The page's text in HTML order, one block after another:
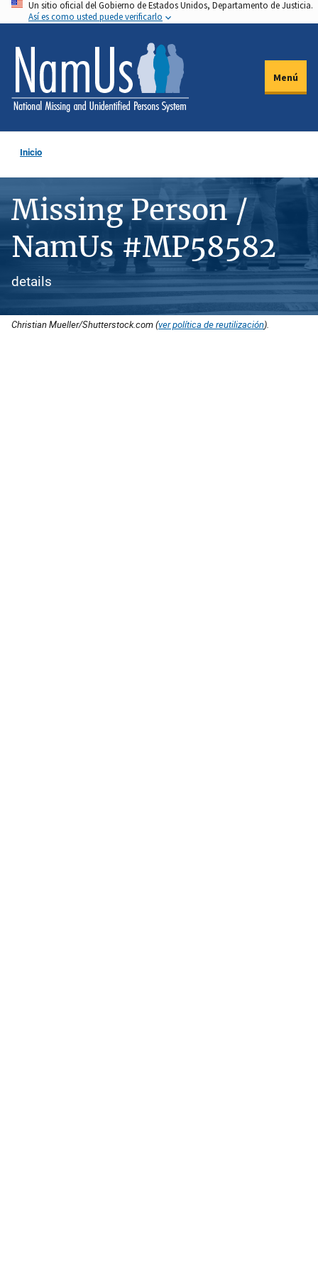
Pasar
al
contenido
principal
Un sitio oficial del Gobierno de Estados Unidos, Departamento de Justicia.
Así es como usted puede verificarlo
Menú
Inicio
Missing Person /
NamUs #MP58582
details
Christian Mueller/Shutterstock.com (ver política de reutilización).